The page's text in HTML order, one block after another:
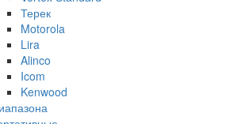
Терек
Motorola
Lira
Alinco
Icom
Kenwood